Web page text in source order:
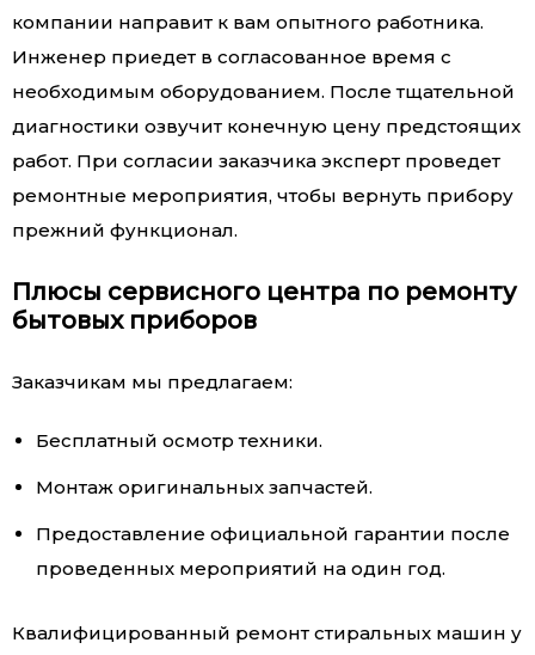
компании направит к вам опытного работника.
Инженер приедет в согласованное время с
необходимым оборудованием. После тщательной
диагностики озвучит конечную цену предстоящих
работ. При согласии заказчика эксперт проведет
ремонтные мероприятия, чтобы вернуть прибору
прежний функционал.
Плюсы сервисного центра по ремонту
бытовых приборов
Заказчикам мы предлагаем:
Бесплатный осмотр техники.
Монтаж оригинальных запчастей.
Предоставление официальной гарантии после
проведенных мероприятий на один год.
Квалифицированный ремонт стиральных машин у